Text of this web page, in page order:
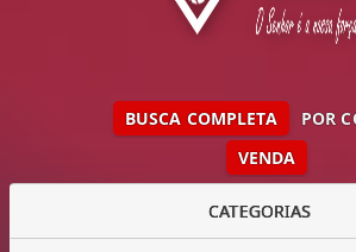
VENDA
BUSCA COMPLETA POR
CATEGORIAS